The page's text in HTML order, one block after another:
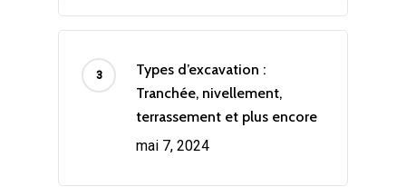
Types d’excavation :
Tranchée, nivellement,
terrassement et plus encore
mai 7, 2024